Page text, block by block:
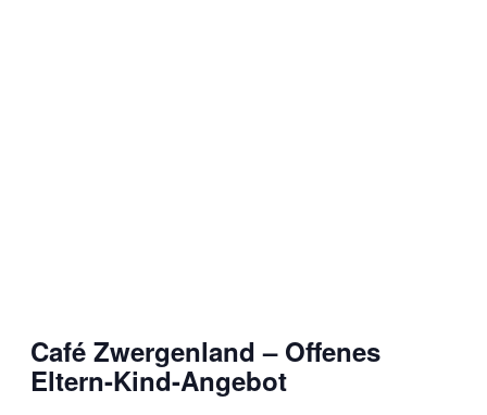
Café Zwergenland – Offenes
Eltern-Kind-Angebot